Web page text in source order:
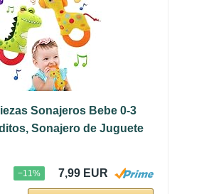
Sonajeros Bebe 0-3
Sonajero de Juguete
−11% 7,99 EUR